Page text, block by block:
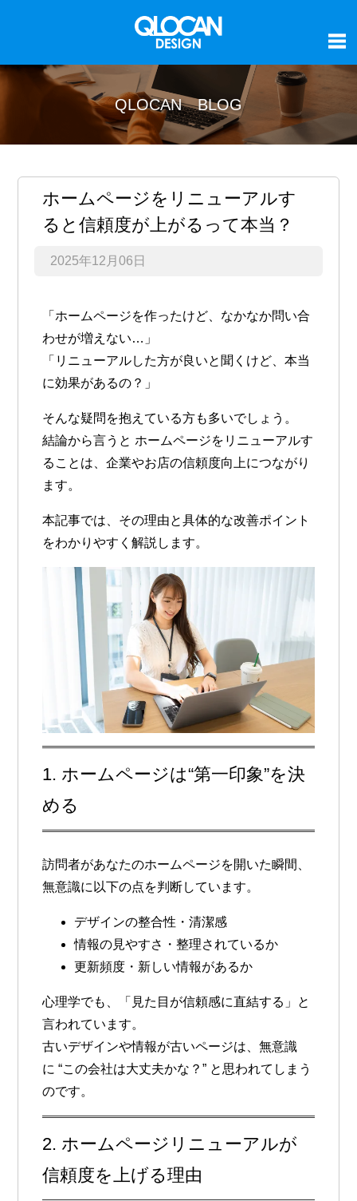
QLOCAN BLOG
ホームページをリニューアルす
ると信頼度が上がるって本当？
2025年12月06日
「ホームページを作ったけど、なかなか問い合
わせが増えない…」
「リニューアルした方が良いと聞くけど、本当
に効果があるの？」
そんな疑問を抱えている方も多いでしょう。
結論から言うと ホームページをリニューアルす
ることは、企業やお店の信頼度向上につながり
ます。
本記事では、その理由と具体的な改善ポイント
をわかりやすく解説します。
1. ホームページは“第一印象”を決
める
訪問者があなたのホームページを開いた瞬間、
無意識に以下の点を判断しています。
デザインの整合性・清潔感
情報の見やすさ・整理されているか
更新頻度・新しい情報があるか
心理学でも、「見た目が信頼感に直結する」と
言われています。
古いデザインや情報が古いページは、無意識
に“この会社は大丈夫かな？” と思われてしまう
のです。
2. ホームページリニューアルが
信頼度を上げる理由